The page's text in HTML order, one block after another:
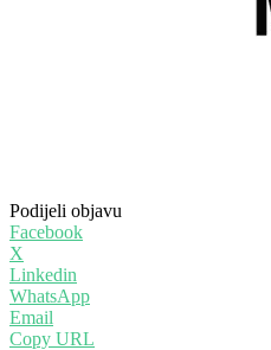
Podijeli objavu
Facebook
X
Linkedin
WhatsApp
Email
Copy URL